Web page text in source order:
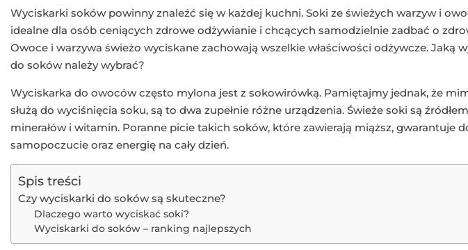
Wyciskarki soków powinny znaleźć się w każdej kuchni. Soki ze świeżych warzyw i
idealne dla osób ceniących zdrowe odżywianie i chcących samodzielnie zadbać o
Owoce i warzywa świeżo wyciskane zachowają wszelkie właściwości odżywcze. Jaką
do soków należy wybrać?
Wyciskarka do owoców często mylona jest z sokowirówką. Pamiętajmy jednak, że
służą do wyciśnięcia soku, są to dwa zupełnie różne urządzenia. Świeże soki są
minerałów i witamin. Poranne picie takich soków, które zawierają miąższ, gwarantuje
samopoczucie oraz energię na cały dzień.
Spis treści
Czy wyciskarki do soków są skuteczne?
Dlaczego warto wyciskać soki?
Wyciskarki do soków – ranking najlepszych